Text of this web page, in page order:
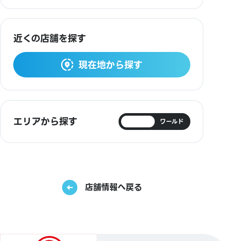
近くの店舗を探す
現在地から探す
エリアから探す ワールド
店舗情報へ戻る